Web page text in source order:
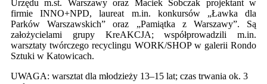
Urzędu m.st. Warszawy oraz Maciek Sobczak projektant w
firmie INNO+NPD, laureat m.in. konkursów „Ławka dla
Parków Warszawskich” oraz „Pamiątka z Warszawy”. Są
założycielami grupy KreAKCJA; współprowadzili m.in.
warsztaty twórczego recyclingu WORK/SHOP w galerii Rondo
Sztuki w Katowicach.
UWAGA: warsztat dla młodzieży 13–15 lat; czas trwania ok. 3